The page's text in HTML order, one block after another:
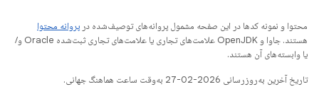
محتوا و نمونه کدها در این صفحه مشمول پروانه‌های توصیف‌شده در پروانه محتوا
هستند. جاوا و OpenJDK علامت‌های تجاری یا علامت‌های تجاری ثبت‌شده Oracle و/
یا وابسته‌های آن هستند.
تاریخ آخرین به‌روزرسانی 2026-02-27 به‌وقت ساعت هماهنگ جهانی.